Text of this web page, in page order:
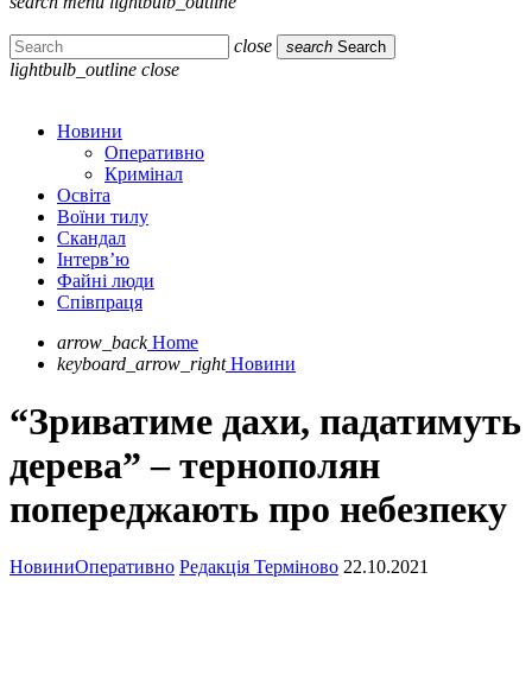
close search Search
lightbulb_outline close
Новини
Оперативно
Кримінал
Освіта
Воїни тилу
Скандал
Інтерв’ю
Файні люди
Співпраця
arrow_back Home
keyboard_arrow_right Новини
“Зриватиме дахи, падатимуть
дерева” – тернополян
попереджають про небезпеку
НовиниОперативно Редакція Терміново 22.10.2021